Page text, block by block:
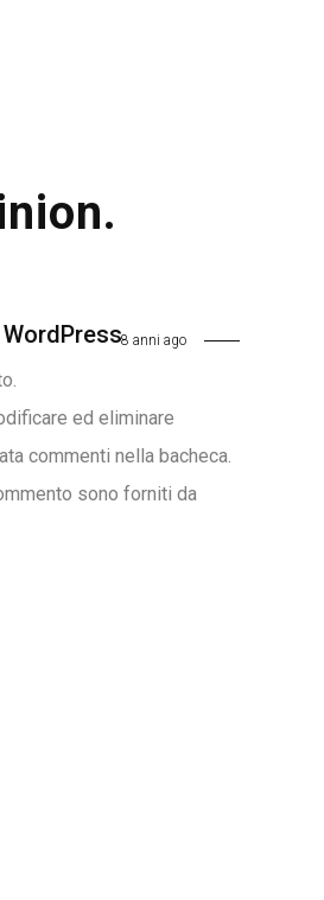
8 anni ago
ed eliminare
commenti nella bacheca.
sono forniti da